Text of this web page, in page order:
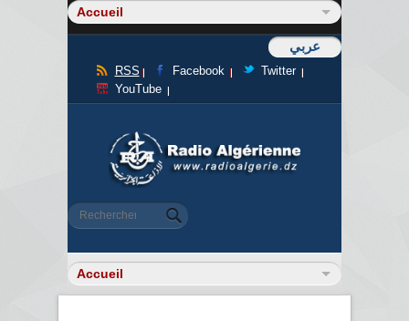
عربي
RSS Facebook
Twitter
YouTube
Formulaire de recherche
Rechercher